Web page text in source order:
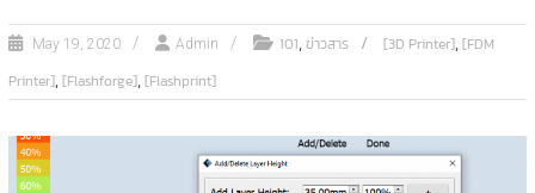
May 19, 2020 Admin 101,ข่าวสาร [3D Printer],[FDM
Printer],[Flashforge],[Flashprint]